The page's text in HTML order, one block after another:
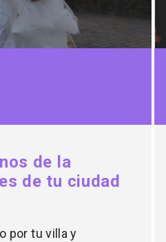
de la
de tu ciudad
por tu villa y